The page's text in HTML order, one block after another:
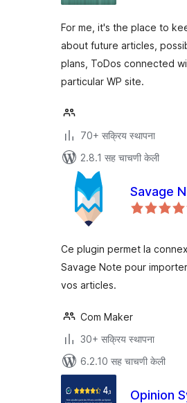
For me, it's the place to
about future articles,
plans, ToDos connected
particular WP site.
70+ सक्रिय स्थापना
2.8.1 सह चाचणी केली
Savage
Ce plugin permet la
Savage Note pour
vos articles.
Com Maker
30+ सक्रिय स्थापना
6.2.10 सह चाचणी केली
Opinion